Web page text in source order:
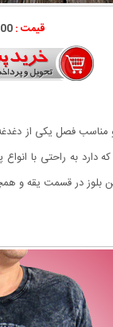
قیمت :
مناسب فصل یکی از
در قسمت یقه و